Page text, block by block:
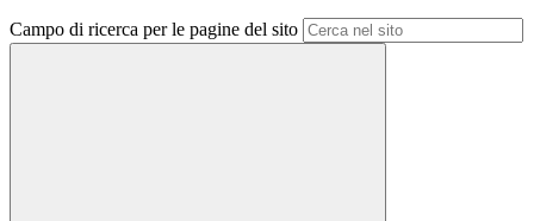
Campo di ricerca per le pagine del sito